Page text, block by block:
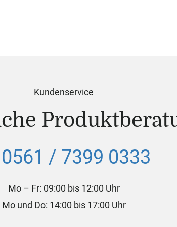
Kundenservice
0561 / 7399 0333
Mo – Fr: 09:00 bis 12:00 Uhr
Mo und Do: 14:00 bis 17:00 Uhr